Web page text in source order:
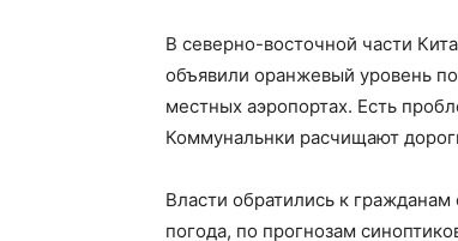
В северно-восточной части
объявили оранжевый уровень
местных аэропортах. Есть
Коммунальнки расчищают
Власти обратились к
погода, по прогнозам